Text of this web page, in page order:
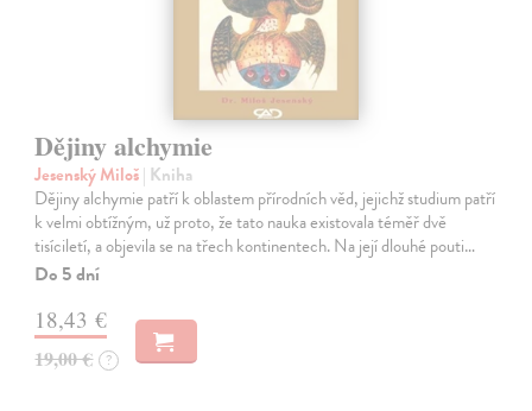
Dějiny alchymie
Jesenský Miloš| Kniha
Dějiny alchymie patří k oblastem přírodních věd, jejichž studium patří
k velmi obtížným, už proto, že tato nauka existovala téměř dvě
tisíciletí, a objevila se na třech kontinentech. Na její dlouhé pouti…
Do 5 dní
18,43 €
19,00 € ?